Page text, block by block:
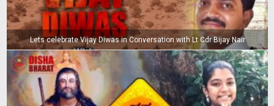
Lets celebrate Vijay Diwas in Conversation with Lt Cdr Bijay Nair